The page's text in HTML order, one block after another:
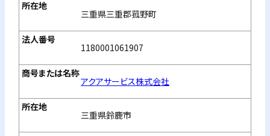
三重県三重郡菰野町
1180001061907
アクアサービス株式会社
三重県鈴鹿市